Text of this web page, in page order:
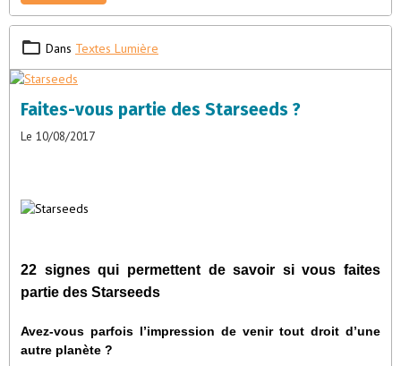
Dans Textes Lumière
Faites-vous partie des Starseeds ?
Le 10/08/2017
22 signes qui permettent de savoir si vous faites
partie des Starseeds
Avez-vous parfois l’impression de venir tout droit d’une
autre planète ?